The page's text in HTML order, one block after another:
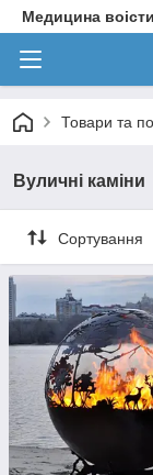
Медицина
Товари та
Вуличні каміни
Сортування